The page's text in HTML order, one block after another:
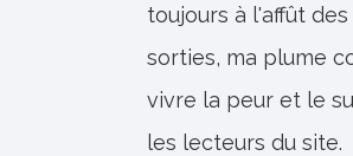
toujours à l'affût
sorties, ma plume
vivre la peur et le
les lecteurs du site.